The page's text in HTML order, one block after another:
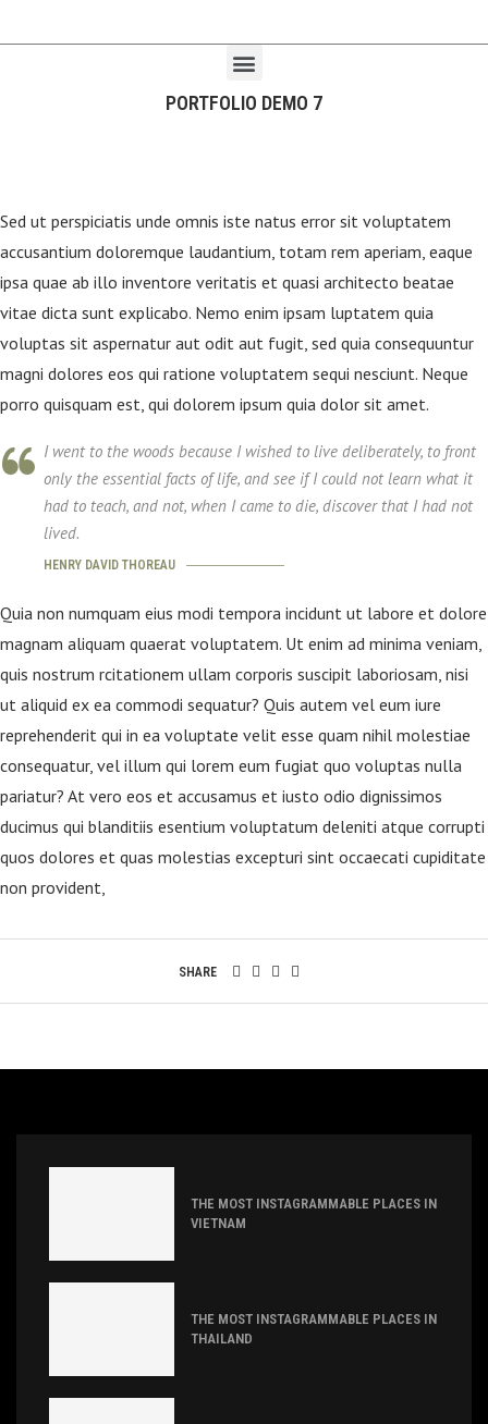
PORTFOLIO DEMO 7
Sed ut perspiciatis unde omnis iste natus error sit voluptatem
accusantium doloremque laudantium, totam rem aperiam, eaque
ipsa quae ab illo inventore veritatis et quasi architecto beatae
vitae dicta sunt explicabo. Nemo enim ipsam luptatem quia
voluptas sit aspernatur aut odit aut fugit, sed quia consequuntur
magni dolores eos qui ratione voluptatem sequi nesciunt. Neque
porro quisquam est, qui dolorem ipsum quia dolor sit amet.
I went to the woods because I wished to live deliberately, to front
only the essential facts of life, and see if I could not learn what it
had to teach, and not, when I came to die, discover that I had not
lived.
HENRY DAVID THOREAU
Quia non numquam eius modi tempora incidunt ut labore et dolore
magnam aliquam quaerat voluptatem. Ut enim ad minima veniam,
quis nostrum rcitationem ullam corporis suscipit laboriosam, nisi
ut aliquid ex ea commodi sequatur? Quis autem vel eum iure
reprehenderit qui in ea voluptate velit esse quam nihil molestiae
consequatur, vel illum qui lorem eum fugiat quo voluptas nulla
pariatur? At vero eos et accusamus et iusto odio dignissimos
ducimus qui blanditiis esentium voluptatum deleniti atque corrupti
quos dolores et quas molestias excepturi sint occaecati cupiditate
non provident,
SHARE
THE MOST INSTAGRAMMABLE PLACES IN
VIETNAM
THE MOST INSTAGRAMMABLE PLACES IN
THAILAND